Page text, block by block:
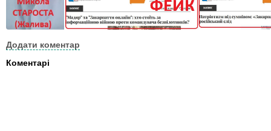
Додати коментар
Коментарі